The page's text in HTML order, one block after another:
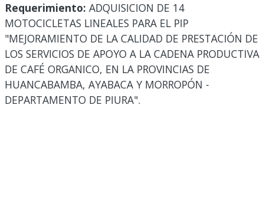
Requerimiento: ADQUISICION DE 14
MOTOCICLETAS LINEALES PARA EL PIP
"MEJORAMIENTO DE LA CALIDAD DE PRESTACIÓN DE
LOS SERVICIOS DE APOYO A LA CADENA PRODUCTIVA
DE CAFÉ ORGANICO, EN LA PROVINCIAS DE
HUANCABAMBA, AYABACA Y MORROPÓN -
DEPARTAMENTO DE PIURA".